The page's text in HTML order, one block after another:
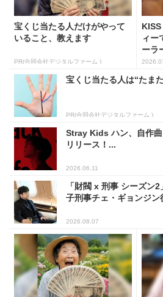
宝くじ当たる人だけがやって
いること、教えます
PR(合同会社デジタルファーム )
ィー
ーラ
宝くじ当たる人は“たま
PR(合同会社デジタルファーム )
Stray Kids ハン、自作
リリース！...
2026.06.11
「財閥 x 刑事 シーズン
子刑事チェ・ギョンジン
2026.08.07